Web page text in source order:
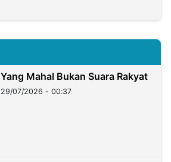
Yang Mahal Bukan Suara Rakyat
29/07/2026 - 00:37